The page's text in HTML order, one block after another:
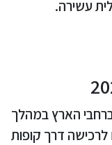
עשירה.
הארץ במהלך
לרכישה דרך קופות